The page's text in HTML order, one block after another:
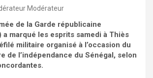
Modérateur
de la Garde républicaine
a marqué les esprits samedi à Thiès
militaire organisé à l’occasion du
de l’indépendance du Sénégal, selon